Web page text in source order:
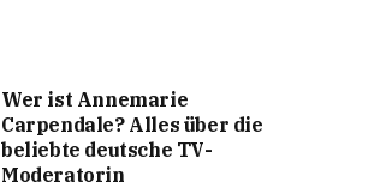
Wer ist Annemarie
Carpendale? Alles über die
beliebte deutsche TV-
Moderatorin